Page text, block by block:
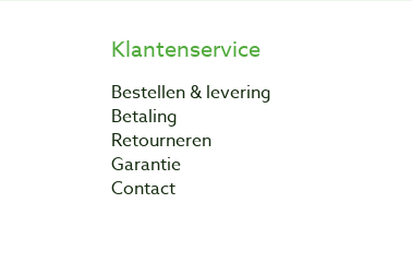
Klantenservice
Bestellen & levering
Betaling
Retourneren
Garantie
Contact